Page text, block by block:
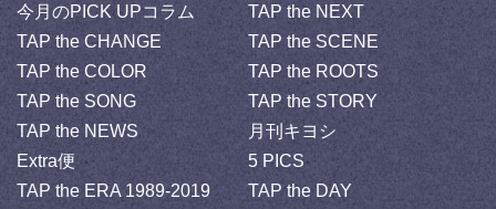
今月のPICK UPコラム
TAP the NEXT
TAP the CHANGE
TAP the SCENE
TAP the COLOR
TAP the ROOTS
TAP the SONG
TAP the STORY
TAP the NEWS
月刊キヨシ
Extra便
5 PICS
TAP the ERA 1989-2019
TAP the DAY